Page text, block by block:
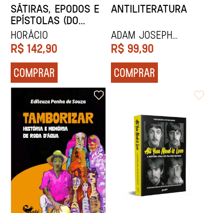
SÁTIRAS, EPODOS E
EPÍSTOLAS (DO
MESMO AUTOR DE
ODES)
Horácio
R$ 142,90
COMPRAR
ANTILITERATURA
Adam Joseph
Shellhorse e Maria
Clara Cescato
R$ 99,90
COMPRAR